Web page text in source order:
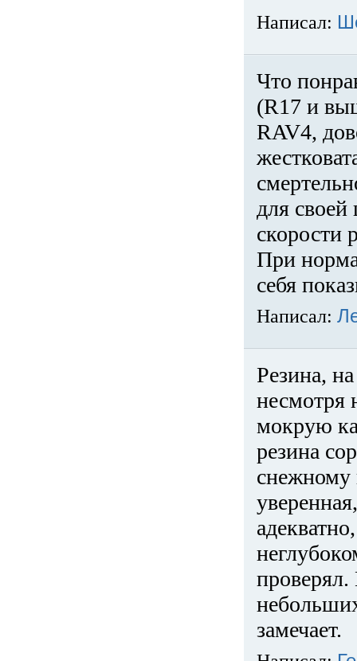
Написал:
Что
(R17 и
RAV4,
для
скорости
При
себя
Написал:
Резина,
несмотря
мокрую
резина
снежному
замечает.